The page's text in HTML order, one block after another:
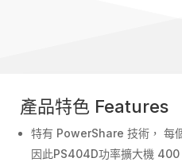
產品特色 Features
特有 PowerShare 技術， 每
因此PS404D功率擴大機 400